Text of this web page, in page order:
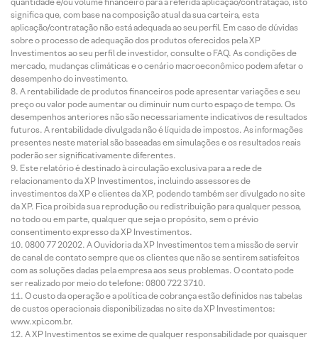
significa que, com base na composição atual da sua carteira, esta
aplicação/contratação não está adequada ao seu perfil. Em caso de dúvidas
sobre o processo de adequação dos produtos oferecidos pela XP
Investimentos ao seu perfil de investidor, consulte o FAQ. As condições de
mercado, mudanças climáticas e o cenário macroeconômico podem afetar o
desempenho do investimento.
A rentabilidade de produtos financeiros pode apresentar variações e seu
preço ou valor pode aumentar ou diminuir num curto espaço de tempo. Os
desempenhos anteriores não são necessariamente indicativos de resultados
futuros. A rentabilidade divulgada não é líquida de impostos. As informações
presentes neste material são baseadas em simulações e os resultados reais
poderão ser significativamente diferentes.
Este relatório é destinado à circulação exclusiva para a rede de
relacionamento da XP Investimentos, incluindo assessores de
investimentos da XP e clientes da XP, podendo também ser divulgado no site
da XP. Fica proibida sua reprodução ou redistribuição para qualquer pessoa,
no todo ou em parte, qualquer que seja o propósito, sem o prévio
consentimento expresso da XP Investimentos.
0800 77 20202. A Ouvidoria da XP Investimentos tem a missão de servir
de canal de contato sempre que os clientes que não se sentirem satisfeitos
com as soluções dadas pela empresa aos seus problemas. O contato pode
ser realizado por meio do telefone: 0800 722 3710.
O custo da operação e a política de cobrança estão definidos nas tabelas
de custos operacionais disponibilizadas no site da XP Investimentos:
www.xpi.com.br.
A XP Investimentos se exime de qualquer responsabilidade por quaisquer